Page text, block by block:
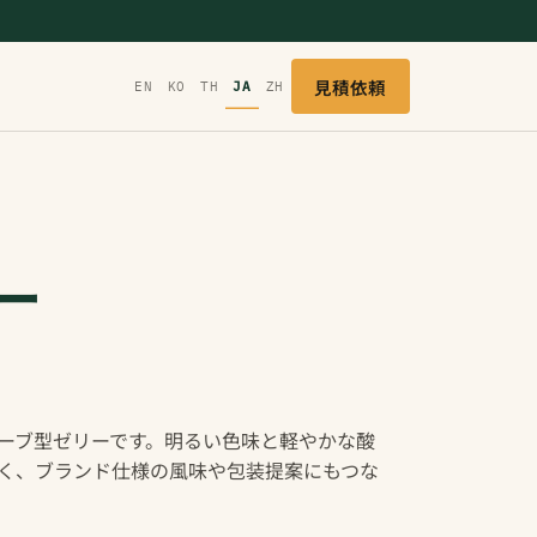
EN KO TH JA ZH 見積依頼
ブ型ゼリーです。明るい色味と軽やかな酸
、ブランド仕様の風味や包装提案にもつな